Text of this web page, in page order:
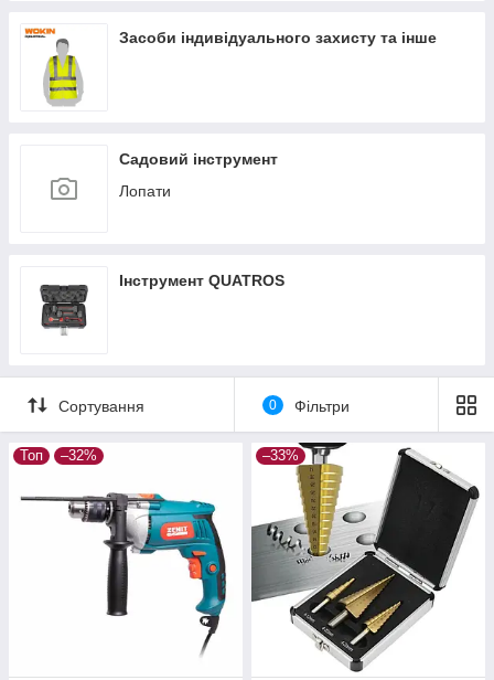
Засоби індивідуального захисту та інше
Садовий інструмент
Лопати
Інструмент QUATROS
Сортування 0 Фільтри
Топ –32% –33%